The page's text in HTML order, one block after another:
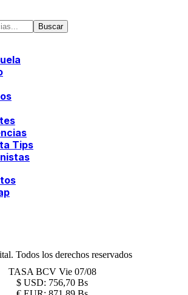
Tips
Todos los derechos reservados
TASA BCV Vie 07/08
$ USD: 756,70 Bs